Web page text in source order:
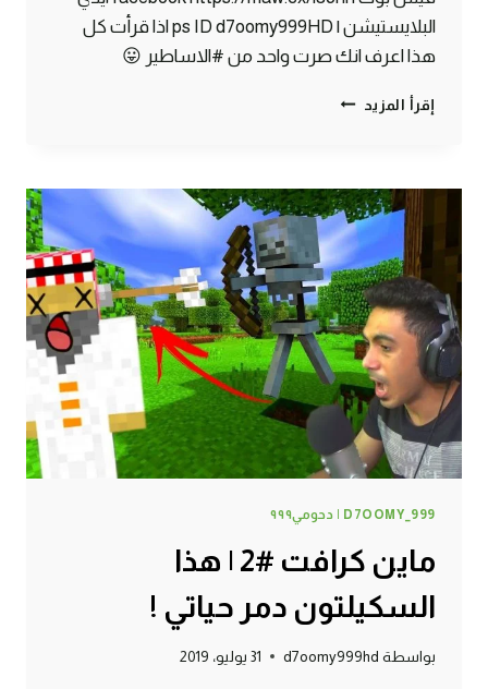
البلايستيشن | ps ID d7oomy999HD اذا قرأت كل
هذا اعرف انك صرت واحد من #الاساطير 😛
إقرأ المزيد ماين
هنا
رح
ابني
البيت
الجديد
!
D7OOMY_999 | دحومي٩٩٩
ماين كرافت #2 | هذا
السكيلتون دمر حياتي !
بواسطة d7oomy999hd 31 يوليو، 2019